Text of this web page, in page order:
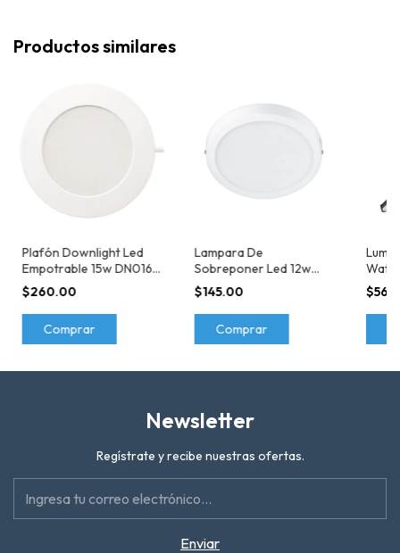
Productos similares
Plafón Downlight Led
Empotrable 15w DN016B
Atenuable Philips
$260.00
Comprar
Lampara De
Sobreponer Led 12w
Philips Dl252
$145.00
Comprar
277v
Newsletter
Regístrate y recibe nuestras ofertas.